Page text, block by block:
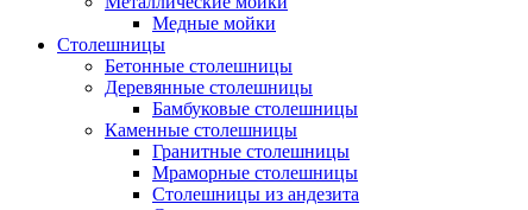
Медные мойки
Столешницы
Бетонные столешницы
Деревянные столешницы
Бамбуковые столешницы
Каменные столешницы
Гранитные столешницы
Мраморные столешницы
Столешницы из андезита